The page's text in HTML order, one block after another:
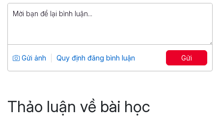
chuyên sâu
4.71
861
Gửi ảnh Quy định đăng bình luận Gửi
Thảo luận về bài học